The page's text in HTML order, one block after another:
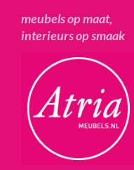
meubels op maat,
interieurs op smaak